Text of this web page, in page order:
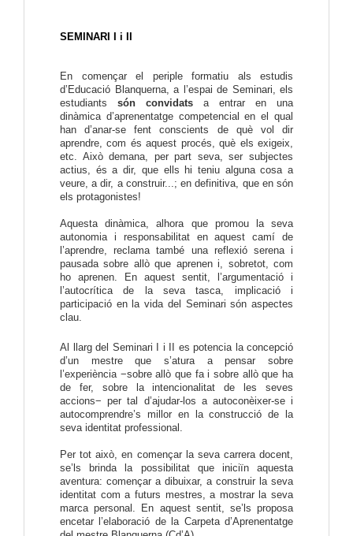
SEMINARI I i II
En començar el periple formatiu als estudis
d’Educació Blanquerna, a l’espai de Seminari, els
estudiants són convidats a entrar en una
dinàmica d’aprenentatge competencial en el qual
han d’anar-se fent conscients de què vol dir
aprendre, com és aquest procés, què els exigeix,
etc. Això demana, per part seva, ser subjectes
actius, és a dir, que ells hi teniu alguna cosa a
veure, a dir, a construir...; en definitiva, que en són
els protagonistes!
Aquesta dinàmica, alhora que promou la seva
autonomia i responsabilitat en aquest camí de
l’aprendre, reclama també una reflexió serena i
pausada sobre allò que aprenen i, sobretot, com
ho aprenen. En aquest sentit, l’argumentació i
l’autocrítica de la seva tasca, implicació i
participació en la vida del Seminari són aspectes
clau.
Al llarg del Seminari I i II es potencia la concepció
d’un mestre que s’atura a pensar sobre
l’experiència −sobre allò que fa i sobre allò que ha
de fer, sobre la intencionalitat de les seves
accions− per tal d’ajudar-los a autoconèixer-se i
autocomprendre’s millor en la construcció de la
seva identitat professional.
Per tot això, en començar la seva carrera docent,
se’ls brinda la possibilitat que iniciïn aquesta
aventura: començar a dibuixar, a construir la seva
identitat com a futurs mestres, a mostrar la seva
marca personal. En aquest sentit, se’ls proposa
encetar l’elaboració de la Carpeta d’Aprenentatge